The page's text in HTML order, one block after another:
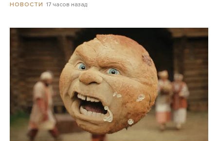
НОВОСТИ 17 часов назад